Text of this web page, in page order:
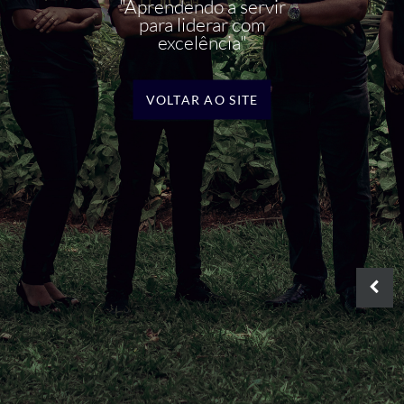
"Aprendendo a servir
para liderar com
excelência"
VOLTAR AO SITE